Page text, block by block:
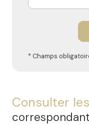
* Champs
Consulter